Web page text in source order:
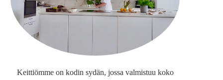
Keittiömme on kodin sydän, jossa valmistuu koko